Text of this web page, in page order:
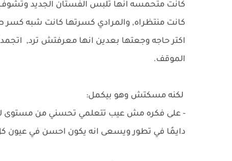
كانت متحمسه انها تلبس الفستان الجديد
كانت منتظراه, والمرادي كسرتها كانت شبه كسر
اكتر حاجه وجعتها بعدين انها معرفتش ترد,
الموقف.
لكنه مسكتش وهو بيكمل:
- على فكره مش عيب تتعلمي تحسني من مستوى
دايمًا في تطور ويسعى انه يكون احسن في عيون